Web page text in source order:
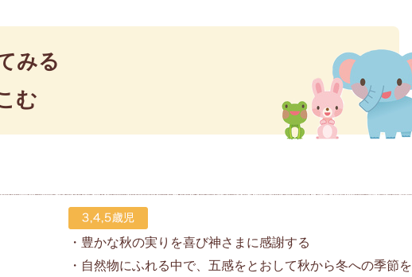
みる
む
・豊かな秋の実りを喜び神さまに感謝する
・自然物にふれる中で、五感をとおして秋から冬への季節を